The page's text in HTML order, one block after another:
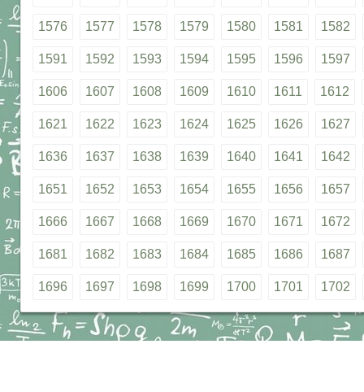
1576 1577 1578 1579 1580 1581 1582
1591 1592 1593 1594 1595 1596 1597
1606 1607 1608 1609 1610 1611 1612
1621 1622 1623 1624 1625 1626 1627
1636 1637 1638 1639 1640 1641 1642
1651 1652 1653 1654 1655 1656 1657
1666 1667 1668 1669 1670 1671 1672
1681 1682 1683 1684 1685 1686 1687
1696 1697 1698 1699 1700 1701 1702